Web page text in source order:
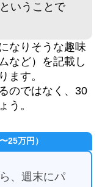
いうことで
なりそうな趣味
など）を記載し
ます。
のではなく、30
う。
25万円）
、週末にパ